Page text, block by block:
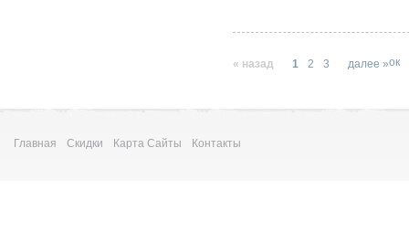
« назад 1 2 3 далее »ок
Главная Скидки Карта Сайты Контакты